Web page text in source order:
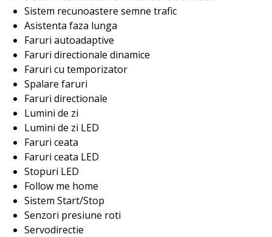
Sistem recunoastere semne trafic
Asistenta faza lunga
Faruri autoadaptive
Faruri directionale dinamice
Faruri cu temporizator
Spalare faruri
Faruri directionale
Lumini de zi
Lumini de zi LED
Faruri ceata
Faruri ceata LED
Stopuri LED
Follow me home
Sistem Start/Stop
Senzori presiune roti
Servodirectie